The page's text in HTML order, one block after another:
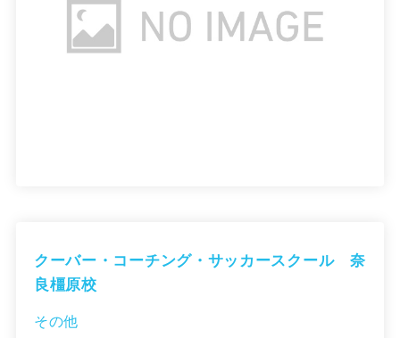
クーバー・コーチング・サッカースクール 奈
良橿原校
その他